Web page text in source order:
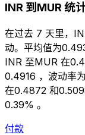
INR 到MUR 统
在过去 7 天里，
动。平均值为
INR 至MUR 在
0.4916 ，波动率
在0.4872 和
0.39% 。
付款